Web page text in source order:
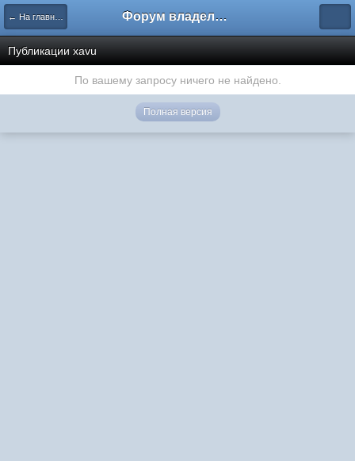
← На главную Форум владельцев интернет-магазинов
Публикации xavu
По вашему запросу ничего не найдено.
Полная версия